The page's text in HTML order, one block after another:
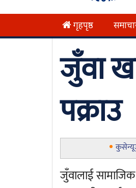
गृहपृष्ठ
जुँवा
पक्राउ
जुँवालाई सामाजिक